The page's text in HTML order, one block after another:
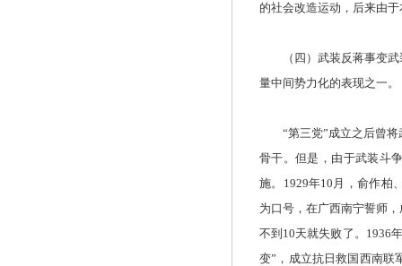
的社会改造运动，后来由
（四）武装反蒋事变武
量中间势力化的表现之一。
“第三党”成立之后曾将
骨干。但是，由于武装斗
施。1929年10月，俞作柏
为口号，在广西南宁誓师
不到10天就失败了。1936
变”，成立抗日救国西南联